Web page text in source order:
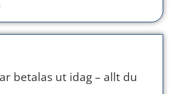
betalas ut idag – allt du